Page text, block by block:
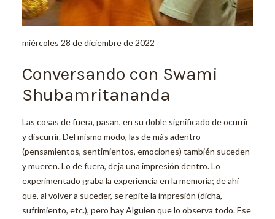
miércoles 28 de diciembre de 2022
Conversando con Swami
Shubamritananda
Las cosas de fuera, pasan, en su doble significado de ocurrir
y discurrir. Del mismo modo, las de más adentro
(pensamientos, sentimientos, emociones) también suceden
y mueren. Lo de fuera, deja una impresión dentro. Lo
experimentado graba la experiencia en la memoria; de ahí
que, al volver a suceder, se repite la impresión (dicha,
sufrimiento, etc.), pero hay Alguien que lo observa todo. Ese